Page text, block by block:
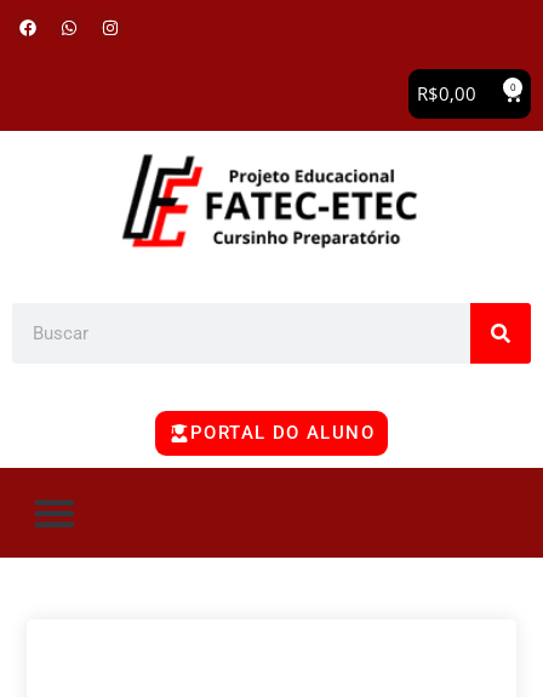
R$0,00 0
PORTAL DO ALUNO